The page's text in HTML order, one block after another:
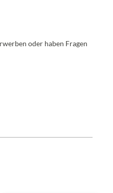
oder haben Fragen